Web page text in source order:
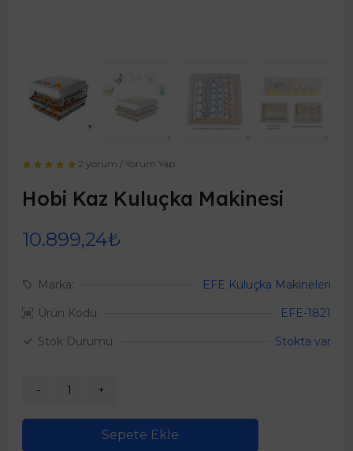
2 yorum /Yorum Yap
Hobi Kaz Kuluçka Makinesi
10.899,24₺
Marka:
EFE Kuluçka Makineleri
Ürün Kodu:
EFE-1821
Stok Durumu:
Stokta var
Sepete Ekle